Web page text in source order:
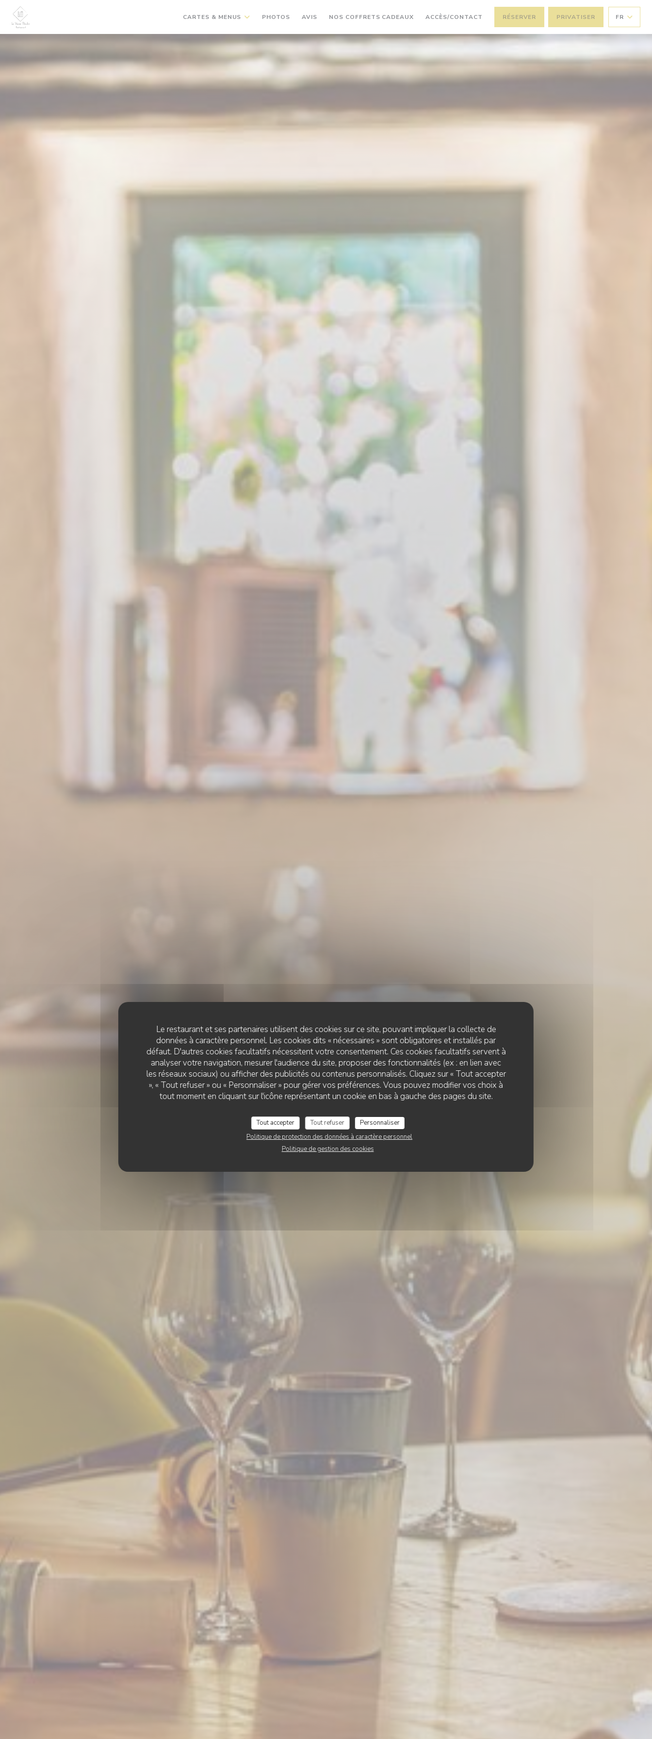
Personnalisation de vos choix en matière de cookies
Le restaurant et ses partenaires utilisent des cookies sur ce site, pouvant impliquer la collecte de
données à caractère personnel. Les cookies dits « nécessaires » sont obligatoires et installés par
défaut. D'autres cookies facultatifs nécessitent votre consentement. Ces cookies facultatifs servent à
analyser votre navigation, mesurer l'audience du site, proposer des fonctionnalités (ex : en lien avec
les réseaux sociaux) ou afficher des publicités ou contenus personnalisés. Cliquez sur « Tout accepter
», « Tout refuser » ou « Personnaliser » pour gérer vos préférences. Vous pouvez modifier vos choix à
tout moment en cliquant sur l'icône représentant un cookie en bas à gauche des pages du site.
Tout accepter Tout refuser
Personnaliser
Politique de protection des données à caractère personnel
Politique de gestion des cookies
CARTES & MENUS PHOTOS AVIS NOS COFFRETS CADEAUX ACCÈS/CONTACT RÉSERVER PRIVATISER FR
CUISINE AUTHENTIQUE ET GASTRO REVISITÉE• CHABANAIS
Le Vieux Moulin
RÉSERVER